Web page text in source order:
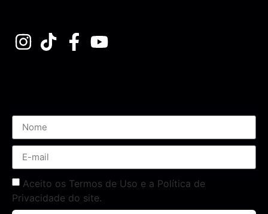
Aceito os Termos de Uso e a Política de
Privacidade do site.